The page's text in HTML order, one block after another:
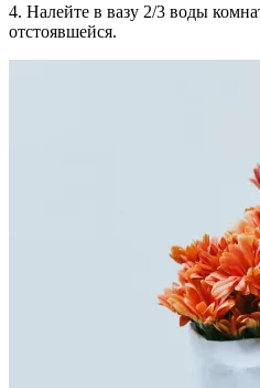
4. Налейте в вазу 2/3 воды
отстоявшейся.